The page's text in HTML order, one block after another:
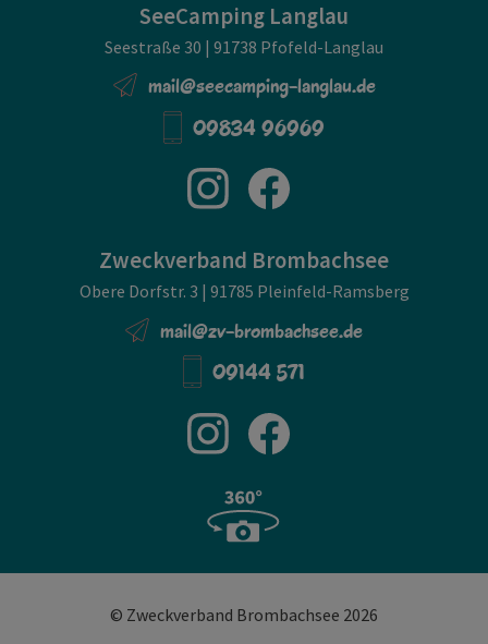
SeeCamping Langlau
Seestraße 30 | 91738 Pfofeld-Langlau
mail@seecamping-langlau.de
09834 96969
Zweckverband Brombachsee
Obere Dorfstr. 3 | 91785 Pleinfeld-Ramsberg
mail@zv-brombachsee.de
09144 571
© Zweckverband Brombachsee 2026